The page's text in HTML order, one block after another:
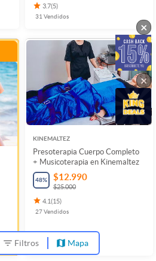
3.7(5)
31 Vendidos
KINEMALTEZ
Presoterapia Cuerpo Completo
+ Musicoterapia en Kinemaltez
48% $12.990
$25.000
4.1(15)
27Vendidos
Filtros Mapa
×
×